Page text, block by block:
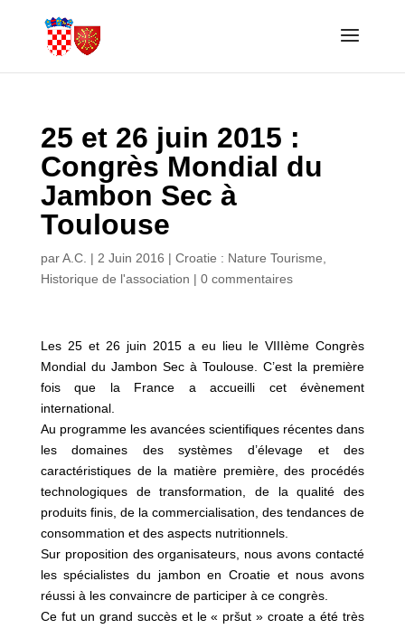
25 et 26 juin 2015 :
Congrès Mondial du
Jambon Sec à
Toulouse
parA.C. | 2 Juin 2016 | Croatie : Nature Tourisme
Historique de l'association | 0 commentaires
Les 25 et 26 juin 2015 a eu lieu le VIIIème Congrès
Mondial du Jambon Sec à Toulouse. C’est la première
fois que la France a accueilli cet évènement
international.
Au programme les avancées scientifiques récentes dans
les domaines des systèmes d’élevage et des
caractéristiques de la matière première, des procédés
technologiques de transformation, de la qualité des
produits finis, de la commercialisation, des tendances de
consommation et des aspects nutritionnels.
Sur proposition des organisateurs, nous avons contacté
les spécialistes du jambon en Croatie et nous avons
réussi à les convaincre de participer à ce congrès.
Ce fut un grand succès et le « pršut » croate a été très